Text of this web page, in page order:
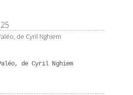
de Cyril Nghiem